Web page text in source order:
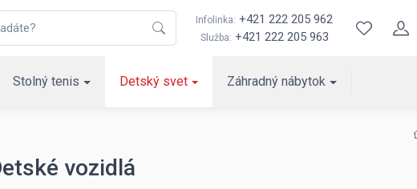
Infolinka: +421 222 205 962
Služba: +421 222 205 963
Stolný tenis Detský svet Záhradný nábytok
vozidlá